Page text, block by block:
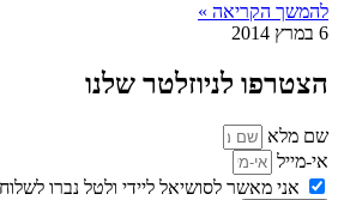
להמשך הקריאה »
6 במרץ 2014
הצטרפו לניוזלטר שלנו
שם מלא
אי-מייל
אני מאשר לסושיאל ליידי ולטל נברו לשלוח